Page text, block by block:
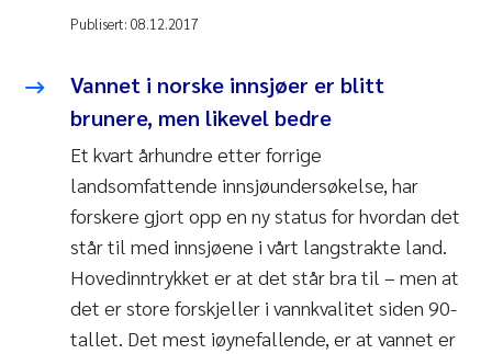
Publisert: 08.12.2017
Vannet i norske innsjøer er blitt
brunere, men likevel bedre
Et kvart århundre etter forrige
landsomfattende innsjøundersøkelse, har
forskere gjort opp en ny status for hvordan det
står til med innsjøene i vårt langstrakte land.
Hovedinntrykket er at det står bra til – men at
det er store forskjeller i vannkvalitet siden 90-
tallet. Det mest iøynefallende, er at vannet er